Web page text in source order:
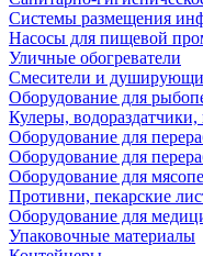
Системы размещения
Насосы для пищевой
Уличные обогреватели
Смесители и
Оборудование для
Кулеры,
Оборудование для
Оборудование для
Оборудование для
Противни, пекарские
Оборудование для
Упаковочные материалы